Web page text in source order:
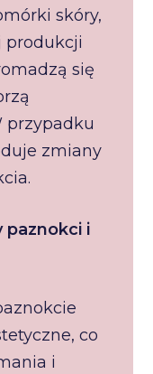
skóry,
produkcji
się
przypadku
zmiany
paznokci i
co
i